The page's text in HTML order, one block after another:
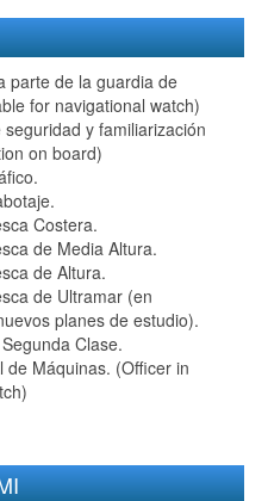
parte de la guardia de
for navigational watch)
y familiarización
on board)
Costera.
de Media Altura.
de Altura.
de Ultramar (en
planes de estudio).
Clase.
de Máquinas. (Officer in